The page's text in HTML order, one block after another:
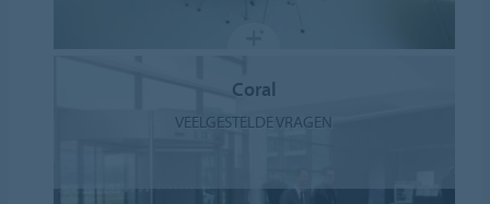
Coral
VEELGESTELDE VRAGEN